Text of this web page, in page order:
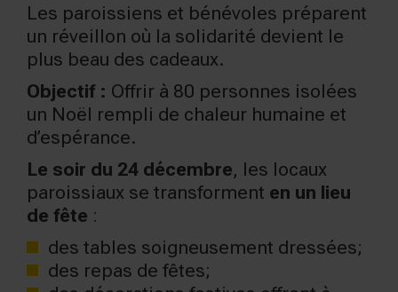
Les paroissiens et bénévoles préparent
un réveillon où la solidarité devient le
plus beau des cadeaux.
Objectif : Offrir à 80 personnes isolées
un Noël rempli de chaleur humaine et
d’espérance.
Le soir du 24 décembre, les locaux
paroissiaux se transforment en un lieu
de fête :
des tables soigneusement dressées;
des repas de fêtes;